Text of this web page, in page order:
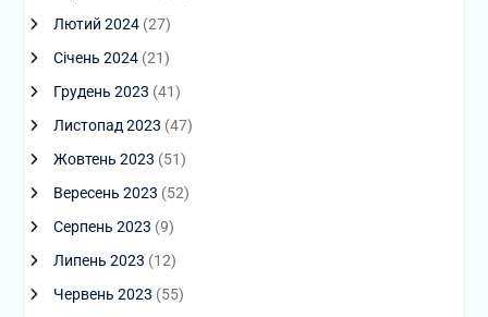
Лютий 2024(27)
Січень 2024(21)
Грудень 2023 (41)
Листопад 2023 (47)
Жовтень 2023 (51)
Вересень 2023 (52)
Серпень 2023 (9)
Липень 2023 (12)
Червень 2023 (55)